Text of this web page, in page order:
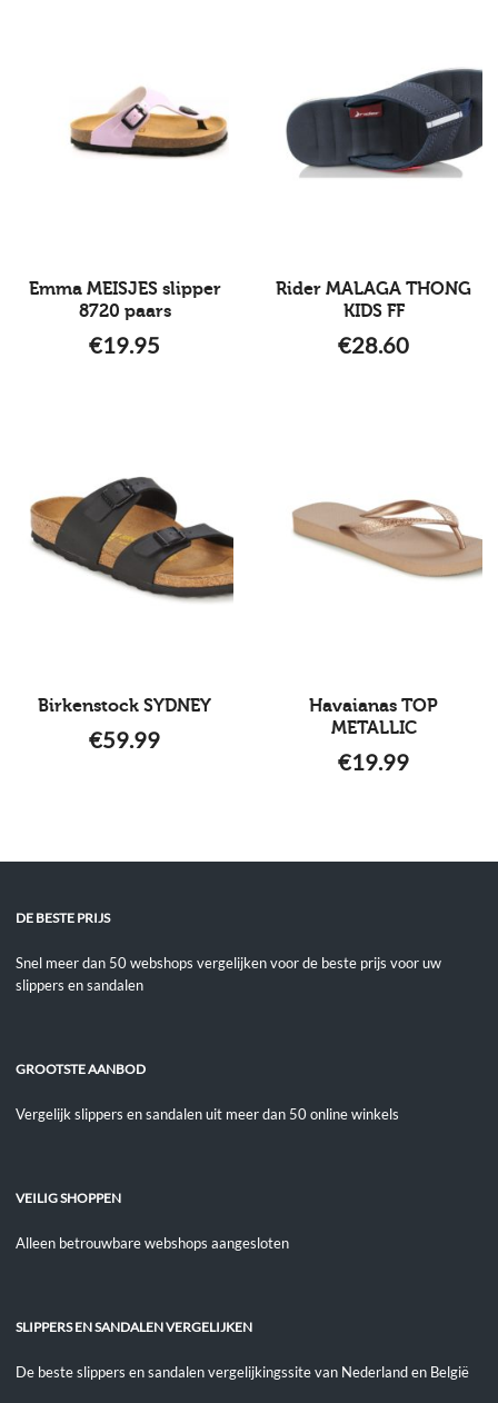
Emma MEISJES slipper
8720 paars
€19.95
Rider MALAGA THONG
KIDS FF
€28.60
Birkenstock SYDNEY
€59.99
Havaianas TOP
METALLIC
€19.99
DE BESTE PRIJS
Snel meer dan 50 webshops vergelijken voor de beste prijs voor uw
slippers en sandalen
GROOTSTE AANBOD
Vergelijk slippers en sandalen uit meer dan 50 online winkels
VEILIG SHOPPEN
Alleen betrouwbare webshops aangesloten
SLIPPERS EN SANDALEN VERGELIJKEN
De beste slippers en sandalen vergelijkingssite van Nederland en België